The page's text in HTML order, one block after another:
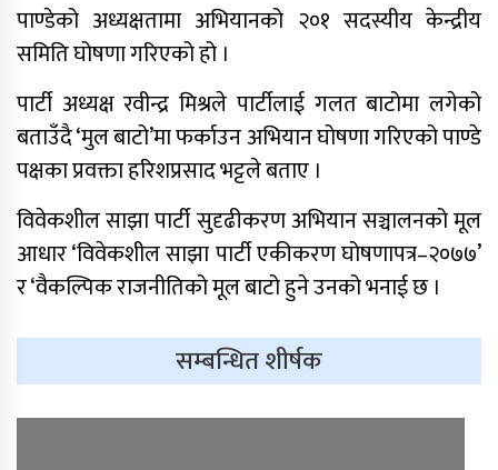
गठित समितिले प्रतिवेदन सरकारलाई
बुझायो
साफ महिला च्याम्पियनशिपको
सेमिफाइनलबाटै बाहिरियो नेपाल
पाण्डेको अध्यक्षतामा अभियानको २०१ सदस्यीय केन्द्रीय
समिति घोषणा गरिएको हो ।
पार्टी अध्यक्ष रवीन्द्र मिश्रले पार्टीलाई गलत बाटोमा लगेको
बताउँदै ‘मुल बाटो’मा फर्काउन अभियान घोषणा गरिएको पाण्डे
पक्षका प्रवक्ता हरिशप्रसाद भट्टले बताए ।
विवेकशील साझा पार्टी सुदृढीकरण अभियान सञ्चालनको मूल
आधार ‘विवेकशील साझा पार्टी एकीकरण घोषणापत्र–२०७७’
र ‘वैकल्पिक राजनीतिको मूल बाटो हुने उनको भनाई छ ।
सम्बन्धित शीर्षक